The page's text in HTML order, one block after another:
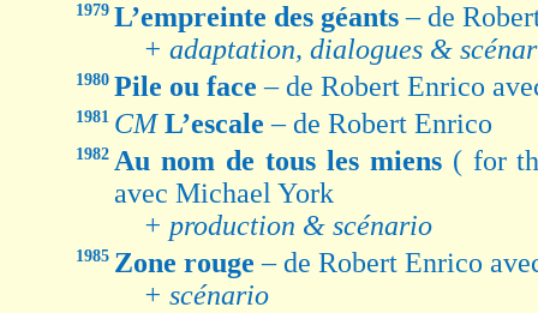
1979 L’empreinte des géants– de
+ adaptation, dialogues &
1980 Pile ou face– de Robert Enrico
1981 CM L’escale– de Robert Enrico
1982 Au nom de tous les miens ( for
avec Michael York
+ production & scénario
1985 Zone rouge– de Robert Enrico
+ scénario